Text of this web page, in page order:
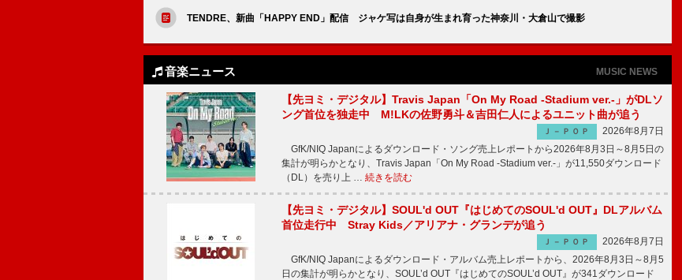
TENDRE、新曲「HAPPY END」配信 ジャケ写は自身が生まれ育った神奈川・大倉山で撮影
音楽ニュース MUSIC NEWS
【先ヨミ・デジタル】Travis Japan「On My Road -Stadium ver.-」がDLソ
ング首位を独走中 M!LKの佐野勇斗＆吉田仁人によるユニット曲が追う
Ｊ－ＰＯＰ
2026年8月7日
GfK/NIQ Japanによるダウンロード・ソング売上レポートから2026年8月3日～8月5日の
集計が明らかとなり、Travis Japan「On My Road -Stadium ver.-」が11,550ダウンロード
（DL）を売り上 … 続きを読む
【先ヨミ・デジタル】SOUL'd OUT『はじめてのSOUL'd OUT』DLアルバム
首位走行中 Stray Kids／アリアナ・グランデが追う
Ｊ－ＰＯＰ
2026年8月7日
GfK/NIQ Japanによるダウンロード・アルバム売上レポートから、2026年8月3日～8月5
日の集計が明らかとなり、SOUL’d OUT『はじめてのSOUL’d OUT』が341ダウンロード